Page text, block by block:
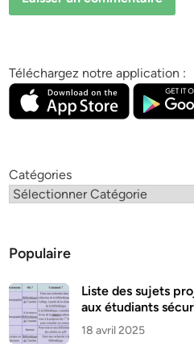
Téléchargez notre application :
Catégories
Populaire
Liste des sujets
aux étudiants
18 avril 2025